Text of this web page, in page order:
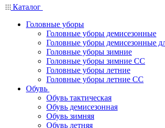
Каталог
Головные уборы
Головные уборы демисезонные
Головные уборы демисезонные
Головные уборы зимние
Головные уборы зимние СС
Головные уборы летние
Головные уборы летние СС
Обувь
Обувь тактическая
Обувь демисезонная
Обувь зимняя
Обувь летняя